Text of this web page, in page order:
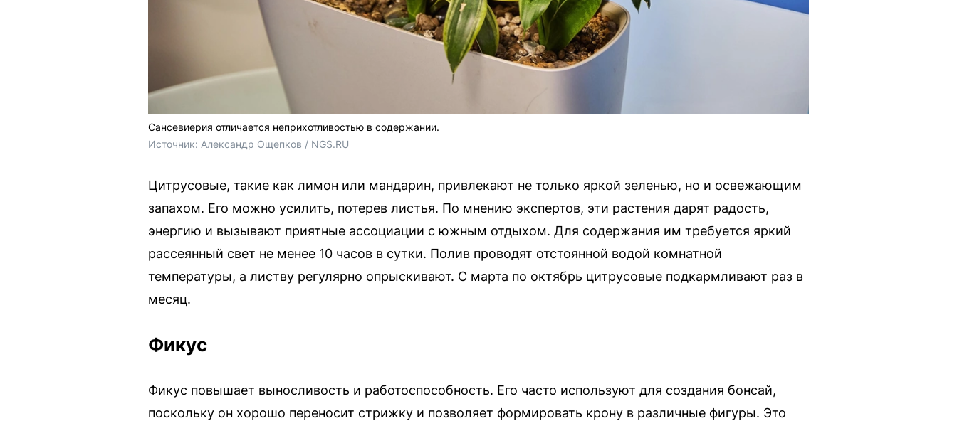
Сансевиерия отличается неприхотливостью в содержании.
Источник: Александр Ощепков / NGS.RU
Цитрусовые, такие как лимон или мандарин, привлекают не только яркой зеленью, но и освежающим
запахом. Его можно усилить, потерев листья. По мнению экспертов, эти растения дарят радость,
энергию и вызывают приятные ассоциации с южным отдыхом. Для содержания им требуется яркий
рассеянный свет не менее 10 часов в сутки. Полив проводят отстоянной водой комнатной
температуры, а листву регулярно опрыскивают. С марта по октябрь цитрусовые подкармливают раз в
месяц.
Фикус
Фикус повышает выносливость и работоспособность. Его часто используют для создания бонсай,
поскольку он хорошо переносит стрижку и позволяет формировать крону в различные фигуры. Это